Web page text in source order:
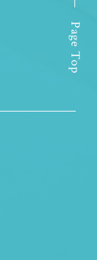
Page Top